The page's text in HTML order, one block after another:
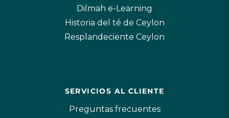
Dilmah e-Learning
Historia del té de Ceylon
Resplandeciente Ceylon
SERVICIOS AL CLIENTE
Preguntas frecuentes